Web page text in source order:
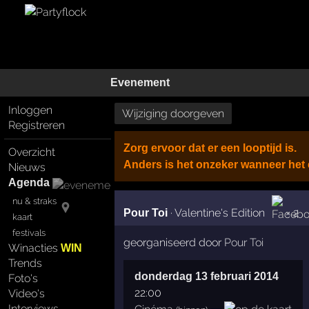
Evenement
Inloggen
Registreren
Overzicht
Nieuws
Agenda
nu & straks
kaart
festivals
WinactiesWIN
Trends
Foto's
Video's
Wijziging doorgeven
Zorg ervoor dat er een looptijd is.
Anders is het onzeker wanneer
Pour Toi· Valentine's Edition × 2
georganiseerd door Pour Toi
donderdag 13 februari 2014
22:00